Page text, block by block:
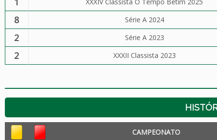
8 Série A 2024
2 Série A 2023
2 XXXII Classista 2023
CAMPEONATO